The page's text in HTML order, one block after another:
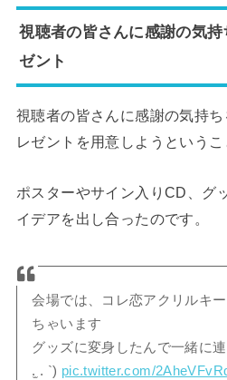
視聴者の皆さんに感謝の気
ゼント
視聴者の皆さんに感謝の気持
レゼントを用意しようというこ
ポスターやサイン入りCD、グ
イデアを出し合ったのです。
会場では、コレ恋アクリルキ
ちゃいます
グッズに変身したんで一緒に
.̫ . `) pic.twitter.com/